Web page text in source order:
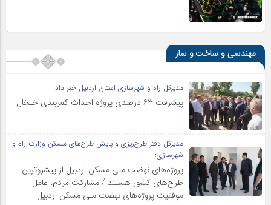
مهندسی و ساخت و ساز
مدیرکل راه و شهرسازی استان اردبیل خبر داد:
پیشرفت ۶۳ درصدی پروژه احداث کمربندی خلخال
مدیرکل دفتر طرح‌ریزی و پایش طرح‌های مسکن وزارت راه و
شهرسازی:
پروژه‌های نهضت ملی مسکن اردبیل از پیشروترین
طرح‌های کشور هستند / مشارکت مردم، عامل
موفقیت پروژه‌های نهضت ملی مسکن اردبیل